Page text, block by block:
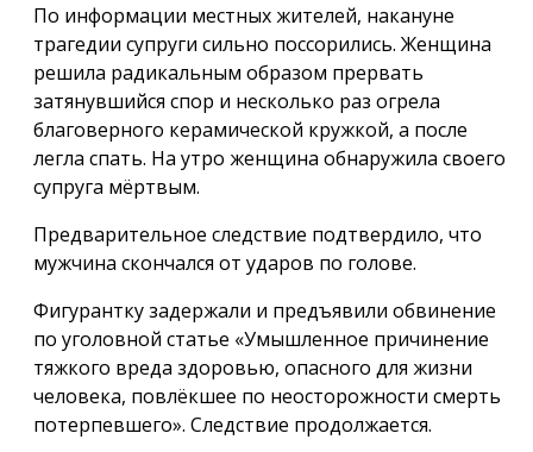
По информации местных жителей, накануне
трагедии супруги сильно поссорились. Женщина
решила радикальным образом прервать
затянувшийся спор и несколько раз огрела
благоверного керамической кружкой, а после
легла спать. На утро женщина обнаружила своего
супруга мёртвым.
Предварительное следствие подтвердило, что
мужчина скончался от ударов по голове.
Фигурантку задержали и предъявили обвинение
по уголовной статье «Умышленное причинение
тяжкого вреда здоровью, опасного для жизни
человека, повлёкшее по неосторожности смерть
потерпевшего». Следствие продолжается.